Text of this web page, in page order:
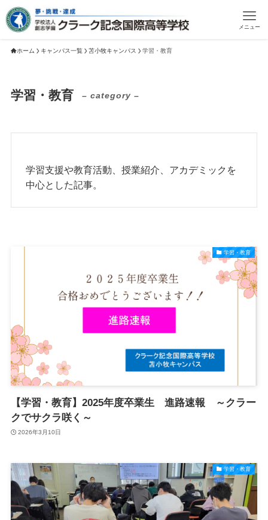
メニュー
ホーム キャンパス一覧 苫小牧キャンパス 学習・教育
学習・教育 – category –
学習支援や教育活動、授業紹介、アカデミックを
中心とした記事。
学習・教育
【学習・教育】2025年度卒業生 進路速報 ～クラー
クでサクラ咲く～
2026年3月10日
学習・教育